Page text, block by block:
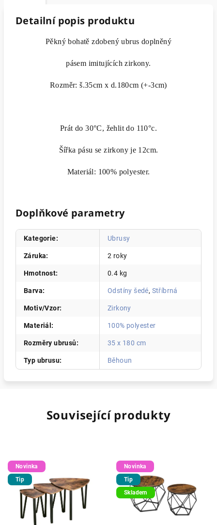
Detailní popis produktu
Pěkný bohatě zdobený ubrus doplněný
pásem imitujících zirkony.
Rozměr: š.35cm x d.180cm (+-3cm)
Prát do 30°C, žehlit do 110°c.
Šířka pásu se zirkony je 12cm.
Materiál: 100% polyester.
Doplňkové parametry
Kategorie: Ubrusy
Záruka: 2 roky
Hmotnost: 0.4 kg
Barva: Odstíny šedé, Stříbrná
Motiv/Vzor: Zirkony
Materiál : 100% polyester
Rozměry ubrusů: 35 x 180 cm
Typ ubrusu: Běhoun
Související produkty
Novinka
Tip
Novinka
Tip
Skladem